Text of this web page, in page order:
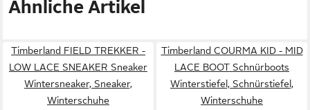
Ähnliche Artikel
Timberland FIELD TREKKER -
LOW LACE SNEAKER Sneaker
Wintersneaker, Sneaker,
Winterschuhe
Timberland COURMA KID - MID
LACE BOOT Schnürboots
Winterstiefel, Schnürstiefel,
Winterschuhe